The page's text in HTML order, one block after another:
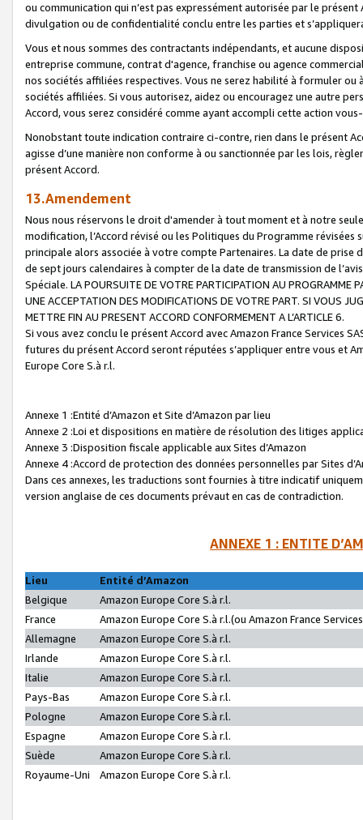
ou communication qui n’est pas expressément autorisée par le
divulgation ou de confidentialité conclu entre les parties et
Vous et nous sommes des contractants indépendants, et aucune
entreprise commune, contrat d'agence, franchise ou agence
nos sociétés affiliées respectives. Vous ne serez habilité à formuler
sociétés affiliées. Si vous autorisez, aidez ou encouragez une autre
Accord, vous serez considéré comme ayant accompli cette action
Nonobstant toute indication contraire ci-contre, rien dans le présent
agisse d’une manière non conforme à ou sanctionnée par les lois,
présent Accord.
13.Amendement
Nous nous réservons le droit d'amender à tout moment et à notre
modification, l’Accord révisé ou les Politiques du Programme
principale alors associée à votre compte Partenaires. La date de
de sept jours calendaires à compter de la date de transmission de
Spéciale. LA POURSUITE DE VOTRE PARTICIPATION AU PROGRAMME
UNE ACCEPTATION DES MODIFICATIONS DE VOTRE PART. SI VOUS
METTRE FIN AU PRESENT ACCORD CONFORMEMENT A L’ARTICLE 6.
Si vous avez conclu le présent Accord avec Amazon France Services
futures du présent Accord seront réputées s’appliquer entre vous et
Europe Core S.à r.l.
Annexe 1 :Entité d’Amazon et Site d’Amazon par lieu
Annexe 2 :Loi et dispositions en matière de résolution des litiges
Annexe 3 :Disposition fiscale applicable aux Sites d’Amazon
Annexe 4 :Accord de protection des données personnelles par Sites
Dans ces annexes, les traductions sont fournies à titre indicatif
version anglaise de ces documents prévaut en cas de contradiction.
ANNEXE 1 : ENTITE
Lieu
Entité d’Amazon
Belgique
Amazon Europe Core S.à r.l.
France
Amazon Europe Core S.à r.l.(ou Amazon France
Allemagne
Amazon Europe Core S.à r.l.
Irlande
Amazon Europe Core S.à r.l.
Italie
Amazon Europe Core S.à r.l.
Pays-Bas
Amazon Europe Core S.à r.l.
Pologne
Amazon Europe Core S.à r.l.
Espagne
Amazon Europe Core S.à r.l.
Suède
Amazon Europe Core S.à r.l.
Royaume-Uni
Amazon Europe Core S.à r.l.